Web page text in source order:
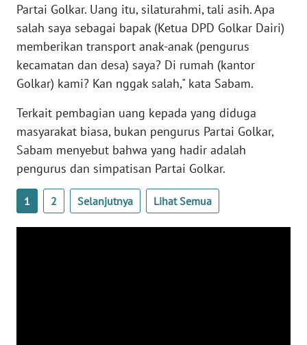
Partai Golkar. Uang itu, silaturahmi, tali asih. Apa
salah saya sebagai bapak (Ketua DPD Golkar Dairi)
memberikan transport anak-anak (pengurus
kecamatan dan desa) saya? Di rumah (kantor
Golkar) kami? Kan nggak salah," kata Sabam.
Terkait pembagian uang kepada yang diduga
masyarakat biasa, bukan pengurus Partai Golkar,
Sabam menyebut bahwa yang hadir adalah
pengurus dan simpatisan Partai Golkar.
1 2 Selanjutnya Lihat Semua
WN
LAMPUNG
JATENG
WN
NUSANTARA
JOGJA
WN
JATIM